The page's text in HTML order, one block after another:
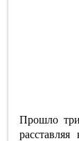
Прошло